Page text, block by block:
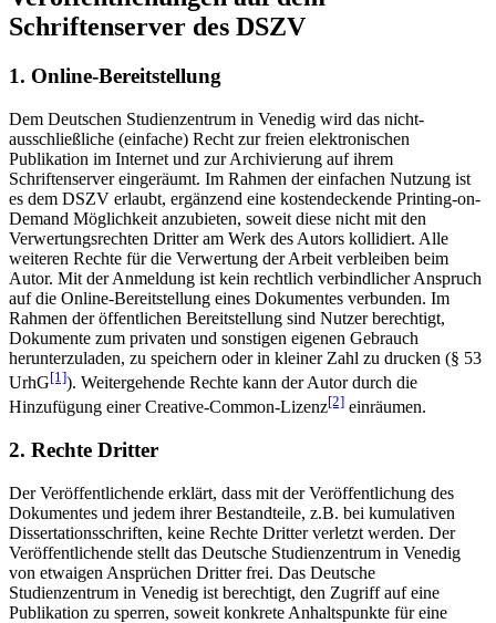
Schriftenserver des DSZV
1. Online-Bereitstellung
Dem Deutschen Studienzentrum in Venedig wird das nicht-
ausschließliche (einfache) Recht zur freien elektronischen
Publikation im Internet und zur Archivierung auf ihrem
Schriftenserver eingeräumt. Im Rahmen der einfachen Nutzung ist
es dem DSZV erlaubt, ergänzend eine kostendeckende Printing-on-
Demand Möglichkeit anzubieten, soweit diese nicht mit den
Verwertungsrechten Dritter am Werk des Autors kollidiert. Alle
weiteren Rechte für die Verwertung der Arbeit verbleiben beim
Autor. Mit der Anmeldung ist kein rechtlich verbindlicher Anspruch
auf die Online-Bereitstellung eines Dokumentes verbunden. Im
Rahmen der öffentlichen Bereitstellung sind Nutzer berechtigt,
Dokumente zum privaten und sonstigen eigenen Gebrauch
herunterzuladen, zu speichern oder in kleiner Zahl zu drucken (§ 53
UrhG[1]). Weitergehende Rechte kann der Autor durch die
Hinzufügung einer Creative-Common-Lizenz[2] einräumen.
2. Rechte Dritter
Der Veröffentlichende erklärt, dass mit der Veröffentlichung des
Dokumentes und jedem ihrer Bestandteile, z.B. bei kumulativen
Dissertationsschriften, keine Rechte Dritter verletzt werden. Der
Veröffentlichende stellt das Deutsche Studienzentrum in Venedig
von etwaigen Ansprüchen Dritter frei. Das Deutsche
Studienzentrum in Venedig ist berechtigt, den Zugriff auf eine
Publikation zu sperren, soweit konkrete Anhaltspunkte für eine